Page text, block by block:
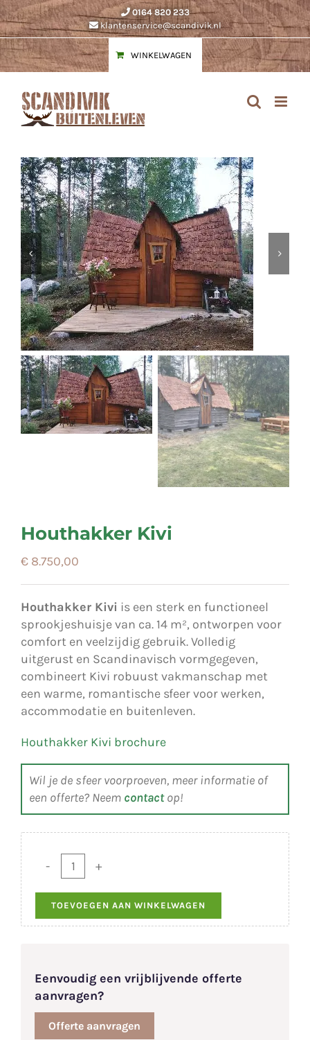
Ga
naar
inhoud
0164 820 233
klantenservice@scandivik.nl
WINKELWAGEN
Houthakker Kivi
€ 8.750,00
Houthakker Kivi is een sterk en functioneel
sprookjeshuisje van ca. 14 m², ontworpen voor
comfort en veelzijdig gebruik. Volledig
uitgerust en Scandinavisch vormgegeven,
combineert Kivi robuust vakmanschap met
een warme, romantische sfeer voor werken,
accommodatie en buitenleven.
Houthakker Kivi brochure
Wil je de sfeer voorproeven, meer informatie of
een offerte? Neem contactop!
Houthakker
Kivi
aantal
TOEVOEGEN AAN WINKELWAGEN
Eenvoudig een vrijblijvende offerte
aanvragen?
Offerte aanvragen